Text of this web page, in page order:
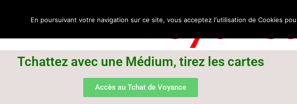
Tchattez avec une Médium, tirez les cartes
Accès au Tchat de Voyance
En poursuivant votre navigation sur ce site, vous acceptez l'utilisation de Cookies